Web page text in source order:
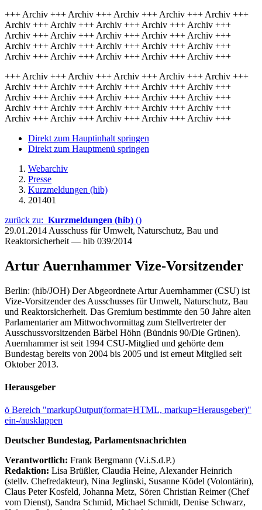
+++ Archiv +++ Archiv +++ Archiv +++ Archiv +++ Archiv +++
Archiv +++ Archiv +++ Archiv +++ Archiv +++ Archiv +++
Archiv +++ Archiv +++ Archiv +++ Archiv +++ Archiv +++
Archiv +++ Archiv +++ Archiv +++ Archiv +++ Archiv +++
Archiv +++ Archiv +++ Archiv +++ Archiv +++ Archiv +++
+++ Archiv +++ Archiv +++ Archiv +++ Archiv +++ Archiv +++
Archiv +++ Archiv +++ Archiv +++ Archiv +++ Archiv +++
Archiv +++ Archiv +++ Archiv +++ Archiv +++ Archiv +++
Archiv +++ Archiv +++ Archiv +++ Archiv +++ Archiv +++
Archiv +++ Archiv +++ Archiv +++ Archiv +++ Archiv +++
Direkt zum Hauptinhalt springen
Direkt zum Hauptmenü springen
Webarchiv
Presse
Kurzmeldungen (hib)
201401
zurück zu: Kurzmeldungen (hib) ()
29.01.2014 Ausschuss für Umwelt, Naturschutz, Bau und
Reaktorsicherheit — hib 039/2014
Artur Auernhammer Vize-Vorsitzender
Berlin: (hib/JOH) Der Abgeordnete Artur Auernhammer (CSU) ist
Vize-Vorsitzender des Ausschusses für Umwelt, Naturschutz, Bau
und Reaktorsicherheit. Das Gremium bestimmte den 50 Jahre alten
Parlamentarier am Mittwochvormittag zum Stellvertreter der
Ausschussvorsitzenden Bärbel Höhn (Bündnis 90/Die Grünen).
Auernhammer ist seit 1994 CSU-Mitglied und gehörte dem
Bundestag bereits von 2004 bis 2005 und ist erneut Mitglied seit
Oktober 2013.
Herausgeber
ö Bereich "markupOutput(format=HTML, markup=Herausgeber)"
ein-/ausklappen
Deutscher Bundestag, Parlamentsnachrichten
Verantwortlich: Frank Bergmann (V.i.S.d.P.)
Redaktion: Lisa Brüßler, Claudia Heine, Alexander Heinrich
(stellv. Chefredakteur), Nina Jeglinski, Susanne Ködel (Volontärin),
Claus Peter Kosfeld, Johanna Metz, Sören Christian Reimer (Chef
vom Dienst), Sandra Schmid, Michael Schmidt, Denise Schwarz,